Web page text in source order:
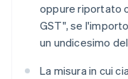
oppure riportato
GST", se
un undicesimo
La misura in cui